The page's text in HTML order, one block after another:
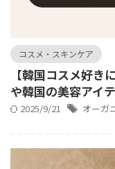
コスメ・スキンケア
【韓国コスメ好き
や韓国の美容アイ
2025/9/21 オーガ